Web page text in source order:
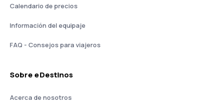
Calendario de precios
Información del equipaje
FAQ - Consejos para viajeros
Sobre eDestinos
Acerca de nosotros